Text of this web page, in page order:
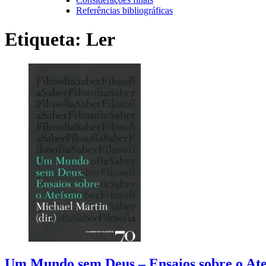
Referências bibliográficas
Etiqueta: Ler